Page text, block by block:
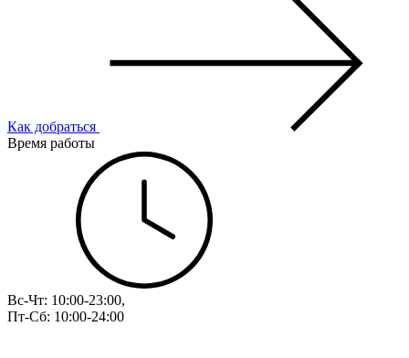
Как добраться
Время работы
Вс-Чт: 10:00-23:00,
Пт-Сб: 10:00-24:00